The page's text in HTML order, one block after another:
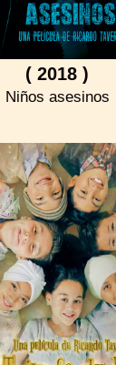
( 2018 )
Niños asesinos